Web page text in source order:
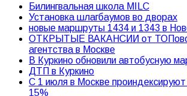
Билингвальная школа MILC
Установка шлагбаумов во дворах
новые маршруты 1434 и 1343 в
ОТКРЫТЫЕ ВАКАНСИИ от
агентства в Москве
В Куркино обновили автобусную
ДТП в Куркино
С 1 июля в Москве
15%